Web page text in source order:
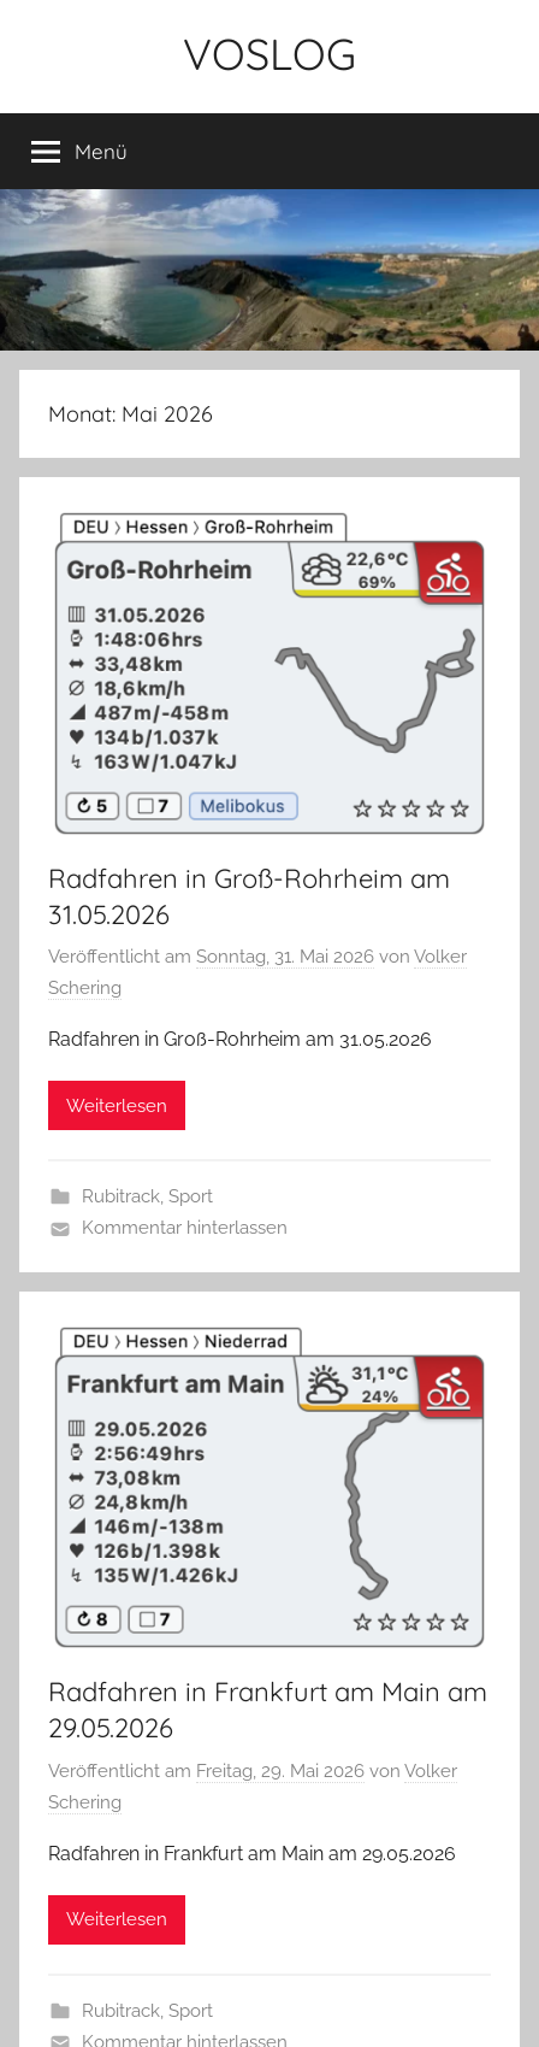
VOSLOG
Menü
Monat: Mai 2026
Radfahren in Groß-Rohrheim am
31.05.2026
Veröffentlicht am Sonntag, 31. Mai 2026 von Volker
Schering
Radfahren in Groß-Rohrheim am 31.05.2026
Weiterlesen
Rubitrack, Sport
Kommentar hinterlassen
Radfahren in Frankfurt am Main am
29.05.2026
Veröffentlicht am Freitag, 29. Mai 2026 von Volker
Schering
Radfahren in Frankfurt am Main am 29.05.2026
Weiterlesen
Rubitrack, Sport
Kommentar hinterlassen